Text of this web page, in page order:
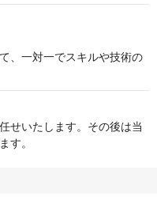
、一対一でスキルや技術の
せいたします。その後は当
す。